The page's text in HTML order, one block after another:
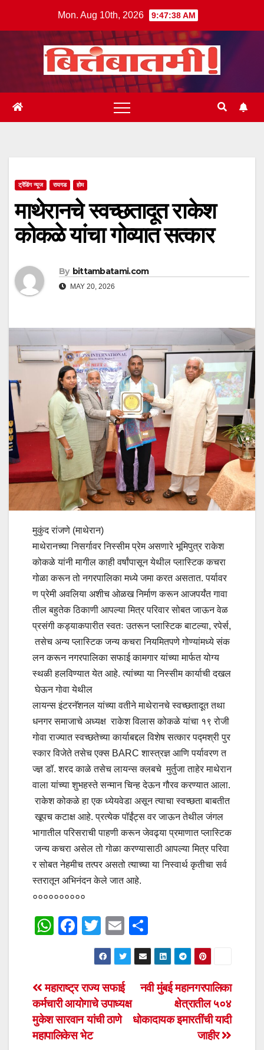
Mon. Aug 10th, 2026 9:47:39 AM
ट्रेंडिंग न्यूज रायगड होम
माथेरानचे स्वच्छतादूत राकेश
कोकळे यांचा गोव्यात सत्कार
By bittambatami.com
MAY 20, 2026
मुकुंद रांजणे (माथेरान)
माथेरानच्या निसर्गावर निस्सीम प्रेम असणारे भूमिपुत्र राकेश
कोकळे यांनी मागील काही वर्षांपासून येथील प्लास्टिक कचरा
गोळा करून तो नगरपालिका मध्ये जमा करत असतात. पर्यावर
ण प्रेमी अवलिया अशीच ओळख निर्माण करून आजपर्यंत गावा
तील बहुतेक ठिकाणी आपल्या मित्र परिवार सोबत जाऊन वेळ
प्रसंगी कड्याकपारीत स्वतः उतरून प्लास्टिक बाटल्या, रपेर्स,
तसेच अन्य प्लास्टिक जन्य कचरा नियमितपणे गोण्यांमध्ये संक
लन करून नगरपालिका सफाई कामगार यांच्या मार्फत योग्य
स्थळी हलविण्यात येत आहे. त्यांच्या या निस्सीम कार्याची दखल
घेऊन गोवा येथील
लायन्स इंटरनॅशनल यांच्या वतीने माथेरानचे स्वच्छतादूत तथा
धनगर समाजाचे अध्यक्ष राकेश विलास कोकळे यांचा १९ रोजी
गोवा राज्यात स्वच्छतेच्या कार्याबद्दल विशेष सत्कार पद्मश्री पुर
स्कार विजेते तसेच एक्स BARC शास्त्रज्ञ आणि पर्यावरण त
ज्ज्ञ डॉ. शरद काळे तसेच लायन्स क्लबचे मुर्तुजा ताहेर माथेरान
वाला यांच्या शुभहस्ते सन्मान चिन्ह देऊन गौरव करण्यात आला.
राकेश कोकळे हा एक ध्येयवेडा असून त्याचा स्वच्छता बाबतीत
खूपच कटाक्ष आहे. प्रत्येक पॉईंट्स वर जाऊन तेथील जंगल
भागातील परिसराची पाहणी करून जेवढ्या प्रमाणात प्लास्टिक
जन्य कचरा असेल तो गोळा करण्यासाठी आपल्या मित्र परिवा
र सोबत नेहमीच तत्पर असतो त्याच्या या निस्वार्थ कृतीचा सर्व
स्तरातून अभिनंदन केले जात आहे.
००००००००००
W
s
A
p
p
F
e
b
o
o
T
wi
tt
er
E
m
ail
h
ar
e
Post
navigation
नवी मुंबई महानगरपालिका
क्षेत्रातील ५०४
धोकादायक इमारतींची यादी
जाहीर
महाराष्ट्र राज्य सफाई
कर्मचारी आयोगाचे उपाध्यक्ष
मुकेश सारवान यांची ठाणे
महापालिकेस भेट